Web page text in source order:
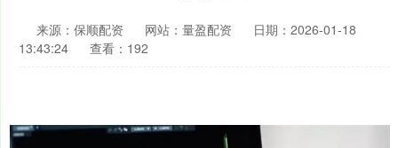
来源：保顺配资 网站：量盈配资
日期：2026-01-18
13:43:24
查看：192